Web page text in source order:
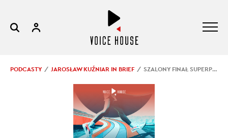
PODCASTY JAROSŁAW KUŹNIAR IN BRIEF SZALONY FINAŁ SUPERPUCHARU HISZPANII